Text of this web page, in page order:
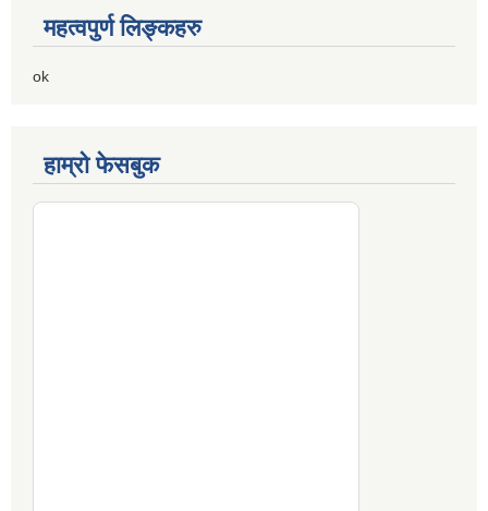
महत्वपुर्ण लिङ्कहरु
ok
हाम्रो फेसबुक